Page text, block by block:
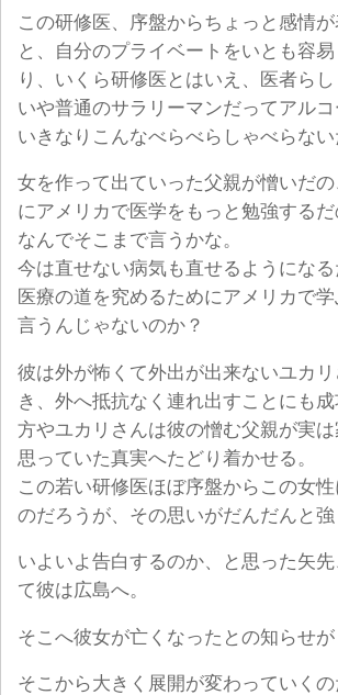
この研修医、序盤からちょっと感情
と、自分のプライベートをいとも容
り、いくら研修医とはいえ、医者らし
いや普通のサラリーマンだってアル
いきなりこんなべらべらしゃべらない
女を作って出ていった父親が憎いだ
にアメリカで医学をもっと勉強する
なんでそこまで言うかな。
今は直せない病気も直せるようになる
医療の道を究めるためにアメリカで
言うんじゃないのか？
彼は外が怖くて外出が出来ないユカ
き、外へ抵抗なく連れ出すことにも成
方やユカリさんは彼の憎む父親が実
思っていた真実へたどり着かせる。
この若い研修医ほぼ序盤からこの女
のだろうが、その思いがだんだんと強
いよいよ告白するのか、と思った矢
て彼は広島へ。
そこへ彼女が亡くなったとの知らせが
そこから大きく展開が変わっていく